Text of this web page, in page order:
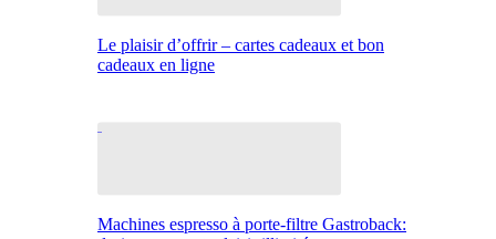
Le plaisir d’offrir – cartes cadeaux et bon
cadeaux en ligne
Machines espresso à porte-filtre Gastroback: